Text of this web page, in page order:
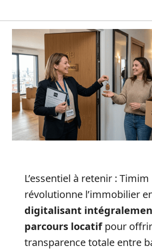
L’essentiel à retenir : Timim
révolutionne l’immobilier
digitalisant
parcours locatifpour
transparence totale entre